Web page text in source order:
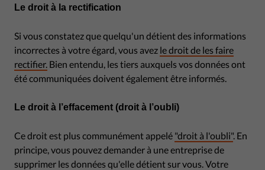
Le droit à la rectification
Si vous constatez que quelqu'un détient des informations
incorrectes à votre égard, vous avez le droit de les faire
rectifier. Bien entendu, les tiers auxquels vos données ont
été communiquées doivent également être informés.
Le droit à l’effacement (droit à l’oubli)
Ce droit est plus communément appelé "droit à l'oubli". En
principe, vous pouvez demander à une entreprise de
supprimer les données qu'elle détient sur vous. Votre